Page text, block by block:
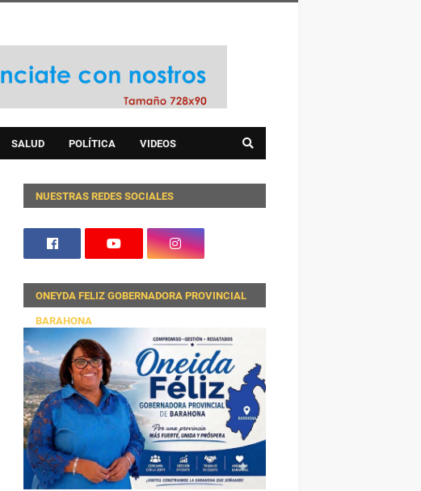
SALUD POLÍTICA VIDEOS
NUESTRAS REDES SOCIALES
ONEYDA FELIZ GOBERNADORA PROVINCIAL
BARAHONA